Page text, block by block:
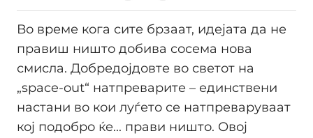
Во време кога сите брзаат, идејата да не
правиш ништо добива сосема нова
смисла. Добредојдовте во светот на
„space-out“ натпреварите – единствени
настани во кои луѓето се натпреваруваат
кој подобро ќе... прави ништо. Овој